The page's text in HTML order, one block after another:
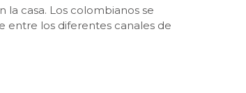
la casa. Los colombianos se
entre los diferentes canales de